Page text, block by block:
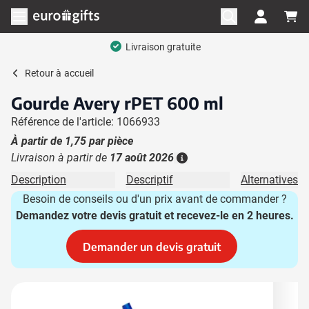
Aller au contenu
Ouvrir le menu
Livraison gratuite
Retour à accueil
Gourde Avery rPET 600 ml
Référence de l'article: 1066933
À partir de 1,75 par pièce
Livraison à partir de 17 août 2026
Description Descriptif
Alternatives
Besoin de conseils ou d'un prix avant de commander ?
Demandez votre devis gratuit et recevez-le en 2 heures.
Demander un devis gratuit